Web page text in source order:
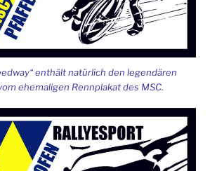
enthält natürlich den legendären
ehemaligen Rennplakat des MSC.